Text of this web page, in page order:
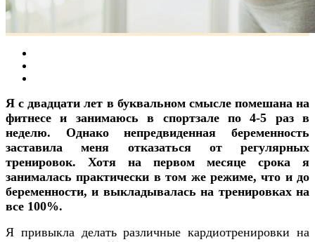
Я с двадцати лет в буквальном смысле помешана на
фитнесе и занимаюсь в спортзале по 4-5 раз в
неделю. Однако непредвиденная беременность
заставила меня отказаться от регулярных
тренировок. Хотя на первом месяце срока я
занималась практически в том же режиме, что и до
беременности, и выкладывалась на тренировках на
все 100%.
Я привыкла делать различные кардиотренировки на